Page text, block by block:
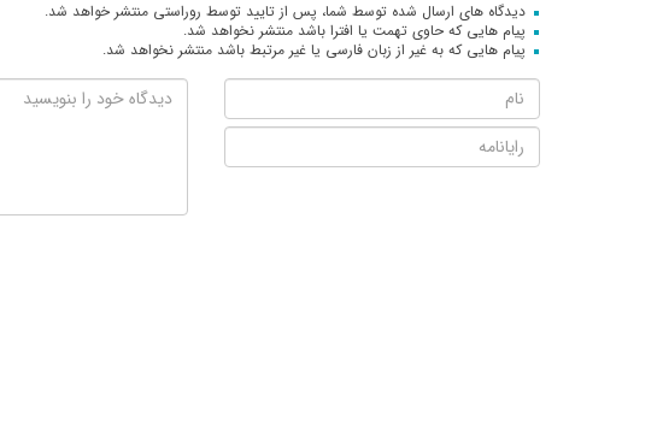
دیدگاه های ارسال شده توسط شما، پس از تایید توسط روراستی منتشر خواهد شد.
پیام هایی که حاوی تهمت یا افترا باشد منتشر نخواهد شد.
پیام هایی که به غیر از زبان فارسی یا غیر مرتبط باشد منتشر نخواهد شد.